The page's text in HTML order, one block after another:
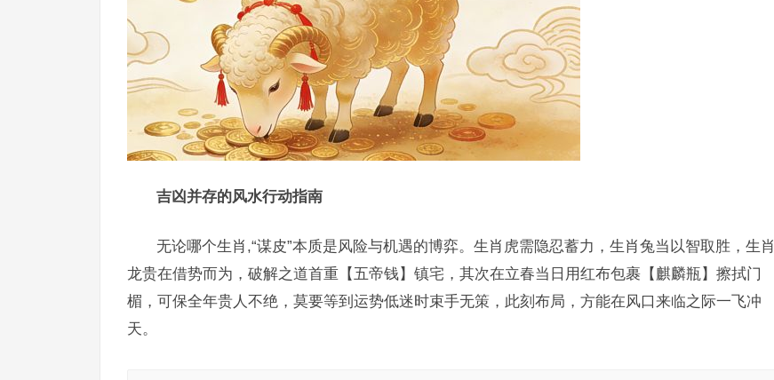
吉凶并存的风水行动指南
无论哪个生肖,“谋皮”本质是风险与机遇的博弈。生肖虎需隐忍蓄力，生肖兔当以智取胜，生肖
龙贵在借势而为，破解之道首重【五帝钱】镇宅，其次在立春当日用红布包裹【麒麟瓶】擦拭门
楣，可保全年贵人不绝，莫要等到运势低迷时束手无策，此刻布局，方能在风口来临之际一飞冲
天。